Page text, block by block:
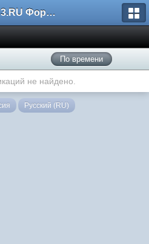
ARMA3.RU Форум
По времени
не найдено.
Русский (RU)